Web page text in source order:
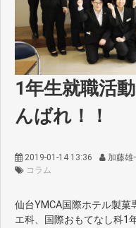
1年生就職活
んばれ！！
2019-01-14 13:36 加藤雄
コラム
仙台YMCA国際ホテル製菓
エ科、国際おもてなし科1